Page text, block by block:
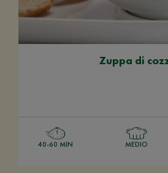
Zuppa di
40-60 MIN MEDIO